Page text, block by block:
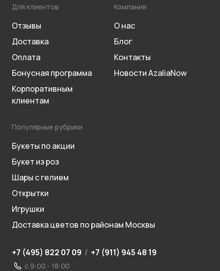
Для клиентов
Отзывы
Доставка
Оплата
Бонусная программа
Корпоративным
клиентам
Компания
О нас
Блог
Контакты
Новости AzaliaNow
Популярные рубрики
Букеты по акции
Букет из роз
Шары с гелием
Открытки
Игрушки
Доставка цветов по районам Москвы
+7 (495) 822 07 09 / +7 (911) 945 48 19
с 9:00 - 18:00